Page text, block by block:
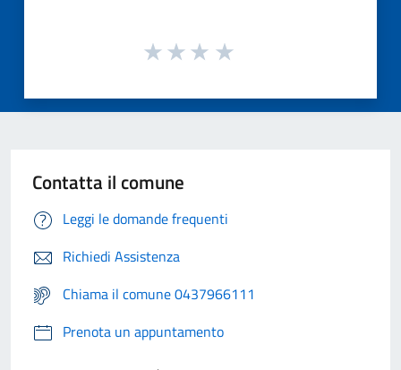
Contatta il comune
Leggi le domande frequenti
Richiedi Assistenza
Chiama il comune 0437966111
Prenota un appuntamento